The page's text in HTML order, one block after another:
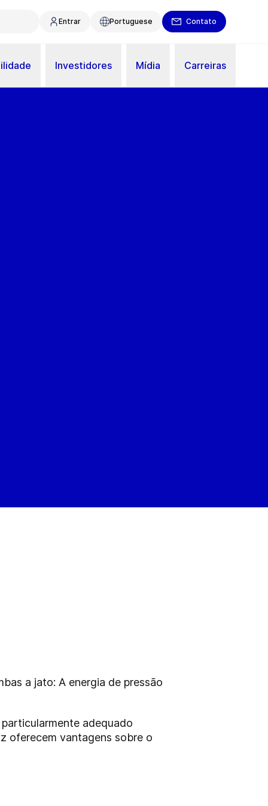
Entrar Portuguese Contato
Investidores Mídia Carreiras
a jato: A energia de pressão
adequado
oferecem vantagens sobre o